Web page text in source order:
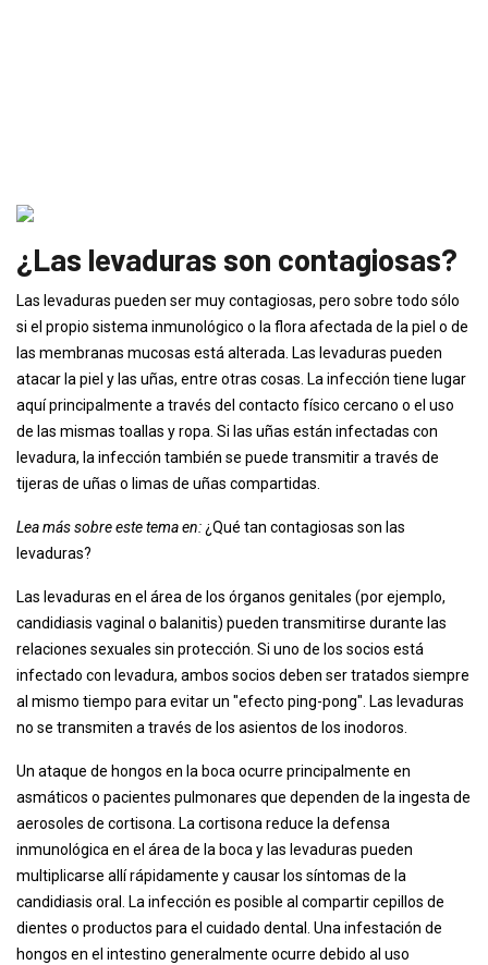
¿Las levaduras son contagiosas?
Las levaduras pueden ser muy contagiosas, pero sobre todo sólo
si el propio sistema inmunológico o la flora afectada de la piel o de
las membranas mucosas está alterada. Las levaduras pueden
atacar la piel y las uñas, entre otras cosas. La infección tiene lugar
aquí principalmente a través del contacto físico cercano o el uso
de las mismas toallas y ropa. Si las uñas están infectadas con
levadura, la infección también se puede transmitir a través de
tijeras de uñas o limas de uñas compartidas.
Lea más sobre este tema en: ¿Qué tan contagiosas son las
levaduras?
Las levaduras en el área de los órganos genitales (por ejemplo,
candidiasis vaginal o balanitis) pueden transmitirse durante las
relaciones sexuales sin protección. Si uno de los socios está
infectado con levadura, ambos socios deben ser tratados siempre
al mismo tiempo para evitar un "efecto ping-pong". Las levaduras
no se transmiten a través de los asientos de los inodoros.
Un ataque de hongos en la boca ocurre principalmente en
asmáticos o pacientes pulmonares que dependen de la ingesta de
aerosoles de cortisona. La cortisona reduce la defensa
inmunológica en el área de la boca y las levaduras pueden
multiplicarse allí rápidamente y causar los síntomas de la
candidiasis oral. La infección es posible al compartir cepillos de
dientes o productos para el cuidado dental. Una infestación de
hongos en el intestino generalmente ocurre debido al uso